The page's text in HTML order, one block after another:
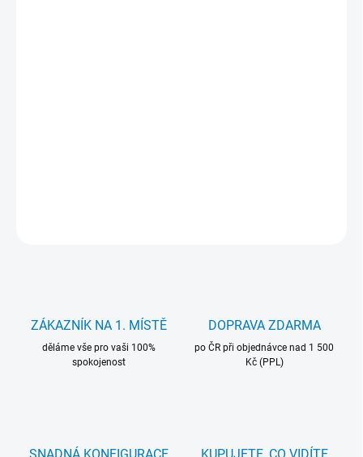
ZÁKAZNÍK NA 1. MÍSTĚ
děláme vše pro vaši 100%
spokojenost
DOPRAVA ZDARMA
po ČR při objednávce nad 1 500
Kč (PPL)